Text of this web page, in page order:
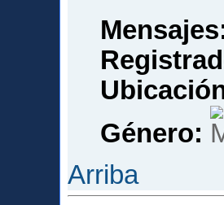
Género:
Arriba